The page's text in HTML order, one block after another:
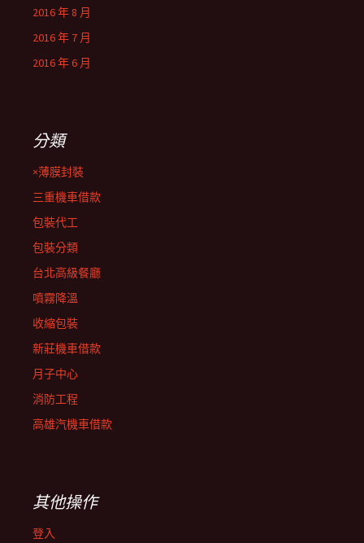
2016 年 8 月
2016 年 7 月
2016 年 6 月
分類
×薄膜封裝
三重機車借款
包裝代工
包裝分類
台北高級餐廳
噴霧降溫
收縮包裝
新莊機車借款
月子中心
消防工程
高雄汽機車借款
其他操作
登入